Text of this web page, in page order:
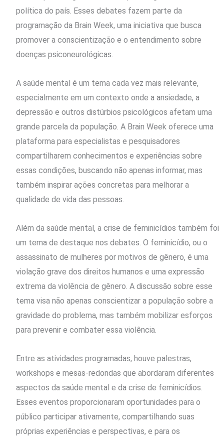
política do país. Esses debates fazem parte da
programação da Brain Week, uma iniciativa que busca
promover a conscientização e o entendimento sobre
doenças psiconeurológicas.
A saúde mental é um tema cada vez mais relevante,
especialmente em um contexto onde a ansiedade, a
depressão e outros distúrbios psicológicos afetam uma
grande parcela da população. A Brain Week oferece uma
plataforma para especialistas e pesquisadores
compartilharem conhecimentos e experiências sobre
essas condições, buscando não apenas informar, mas
também inspirar ações concretas para melhorar a
qualidade de vida das pessoas.
Além da saúde mental, a crise de feminicídios também foi
um tema de destaque nos debates. O feminicídio, ou o
assassinato de mulheres por motivos de gênero, é uma
violação grave dos direitos humanos e uma expressão
extrema da violência de gênero. A discussão sobre esse
tema visa não apenas conscientizar a população sobre a
gravidade do problema, mas também mobilizar esforços
para prevenir e combater essa violência.
Entre as atividades programadas, houve palestras,
workshops e mesas-redondas que abordaram diferentes
aspectos da saúde mental e da crise de feminicídios.
Esses eventos proporcionaram oportunidades para o
público participar ativamente, compartilhando suas
próprias experiências e perspectivas, e para os